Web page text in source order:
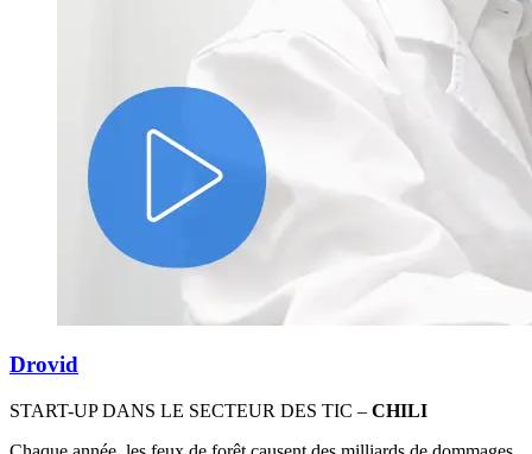
Drovid
START-UP DANS LE SECTEUR DES TIC – CHILI